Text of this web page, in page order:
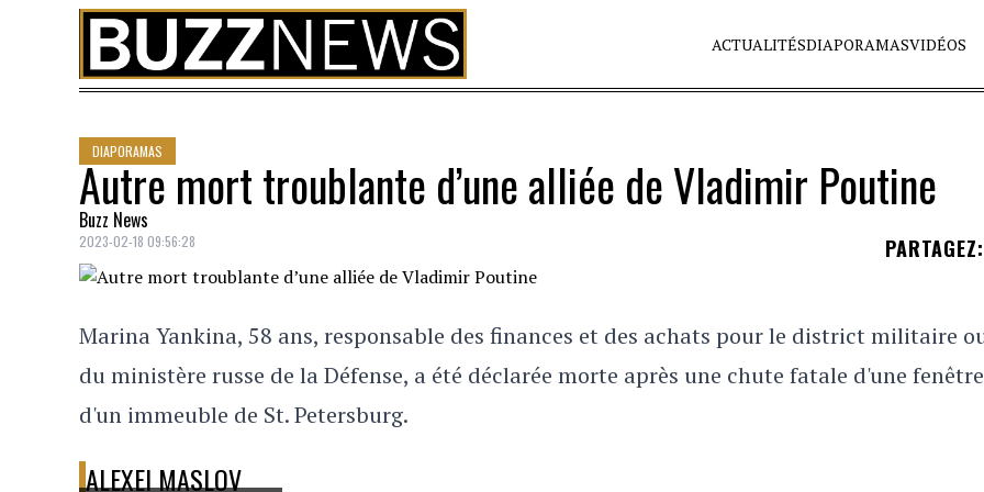
Skip to content
ACTUALITÉSDIAPORAMASVIDÉOS
DIAPORAMAS
Autre mort troublante d’une alliée de Vladimir Poutine
Buzz News
2023-02-18 09:56:28 PARTAGEZ:
Marina Yankina, 58 ans, responsable des finances et des achats pour le district militaire
du ministère russe de la Défense, a été déclarée morte après une chute fatale d'une fenêtre
d'un immeuble de St. Petersburg.
ALEXEI MASLOV